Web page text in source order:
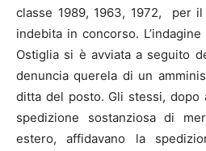
classe 1989, 1963, 1972, per
indebita in concorso.
Ostiglia si è avviata a seguito
denuncia querela di un
ditta del posto. Gli stessi, dopo
spedizione sostanziosa di
estero, affidavano la